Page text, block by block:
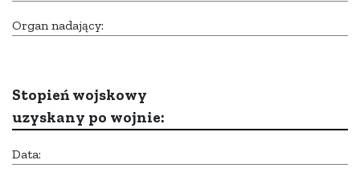
Organ nadający:
Stopień wojskowy
uzyskany po wojnie:
Data: